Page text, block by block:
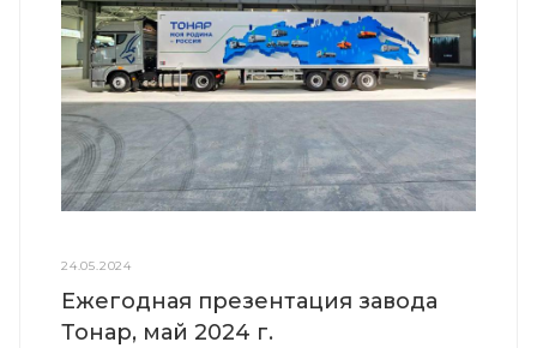
24.05.2024
Ежегодная презентация завода
Тонар, май 2024 г.